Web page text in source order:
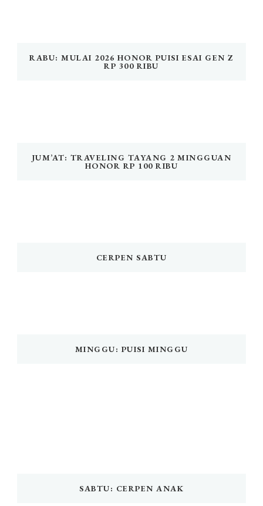
RABU: MULAI 2026 HONOR PUISI ESAI GEN Z
RP 300 RIBU
JUM’AT: TRAVELING TAYANG 2 MINGGUAN
HONOR RP 100 RIBU
CERPEN SABTU
MINGGU: PUISI MINGGU
SABTU: CERPEN ANAK